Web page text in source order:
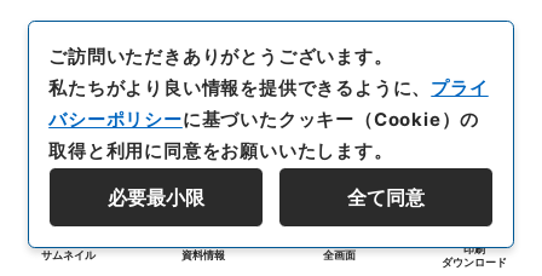
サムネイル 資料情報 全画面
印刷
ダウンロード
ご訪問いただきありがとうございます。
私たちがより良い情報を提供できるように、 プライ
バシーポリシーに基づいたクッキー（Cookie）の
取得と利用に同意をお願いいたします。
必要最小限 全て同意